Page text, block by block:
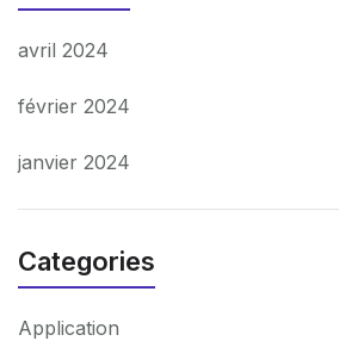
avril 2024
février 2024
janvier 2024
Categories
Application